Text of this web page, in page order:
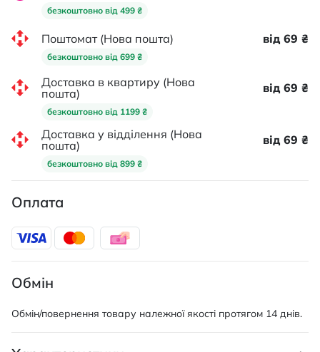
безкоштовно від 499 ₴
Поштомат (Нова пошта)
безкоштовно від 699 ₴
від 69 ₴
Доставка в квартиру (Нова
пошта)
безкоштовно від 1199 ₴
від 69 ₴
Доставка у відділення (Нова
пошта)
безкоштовно від 899 ₴
від 69 ₴
Оплата
Обмін
Обмін/повернення товару належної якості протягом 14 днів.